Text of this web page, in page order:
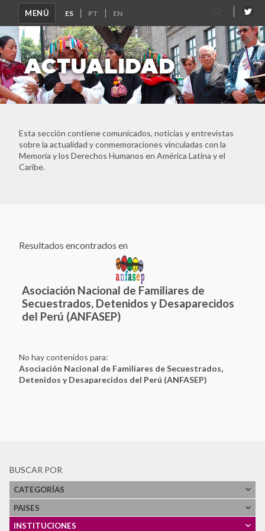
MENÚ
Buscar
por:
ACTUALIDAD
Esta sección contiene comunicados, noticias y entrevistas
sobre la actualidad y conmemoraciones vinculadas con la
Memoria y los Derechos Humanos en América Latina y el
Caribe.
Resultados encontrados en
Asociación Nacional de Familiares de
Secuestrados, Detenidos y Desaparecidos
del Perú (ANFASEP)
No hay contenidos para:
Asociación Nacional de Familiares de Secuestrados,
Detenidos y Desaparecidos del Perú (ANFASEP)
BUSCAR POR
CATEGORÍAS
PAISES
INSTITUCIONES
Ver Todos